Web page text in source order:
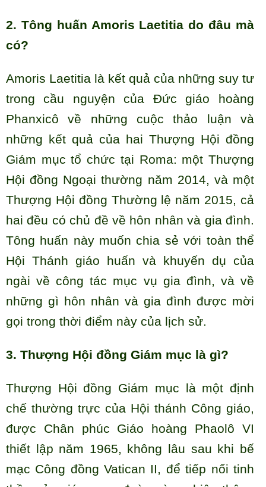
2. Tông huấn Amoris Laetitia do đâu mà
có?
Amoris Laetitia là kết quả của những suy tư
trong cầu nguyện của Đức giáo hoàng
Phanxicô về những cuộc thảo luận và
những kết quả của hai Thượng Hội đồng
Giám mục tổ chức tại Roma: một Thượng
Hội đồng Ngoại thường năm 2014, và một
Thượng Hội đồng Thường lệ năm 2015, cả
hai đều có chủ đề về hôn nhân và gia đình.
Tông huấn này muốn chia sẻ với toàn thể
Hội Thánh giáo huấn và khuyến dụ của
ngài về công tác mục vụ gia đình, và về
những gì hôn nhân và gia đình được mời
gọi trong thời điểm này của lịch sử.
3. Thượng Hội đồng Giám mục là gì?
Thượng Hội đồng Giám mục là một định
chế thường trực của Hội thánh Công giáo,
được Chân phúc Giáo hoàng Phaolô VI
thiết lập năm 1965, không lâu sau khi bế
mạc Công đồng Vatican II, để tiếp nối tinh